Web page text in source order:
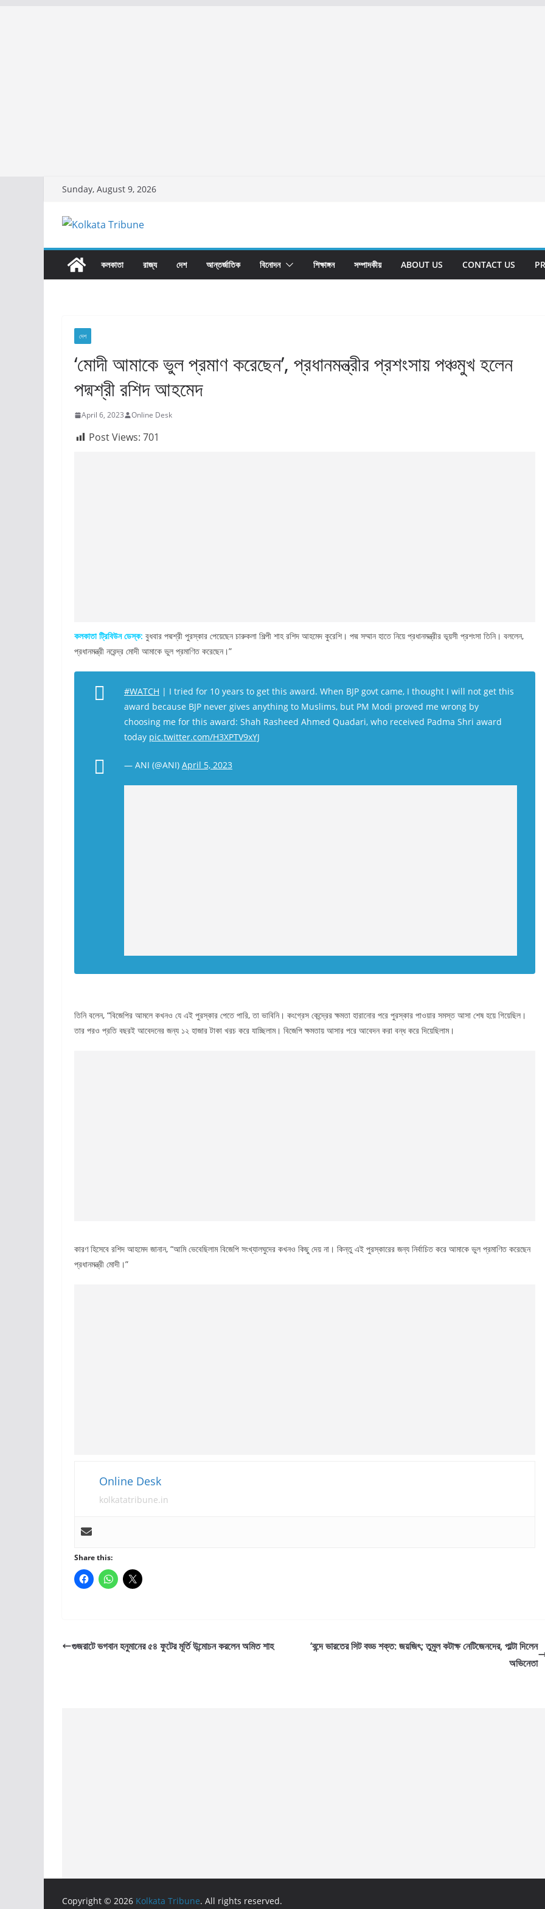
content
Sunday, August 9, 2026
কলকাতা রাজ্য​ দেশ আন্তর্জাতিক বিনোদন শিক্ষাঙ্গন সম্পাদকীয় ABOUT US CONTACT US
দেশ
‘মোদী আমাকে ভুল প্রমাণ করেছেন’, প্রধানমন্ত্রীর প্রশংসায় পঞ্চমুখ হলেন
পদ্মশ্রী রশিদ আহমেদ
April 6, 2023 Online Desk
Post Views: 701
কলকাতা ট্রিবিউন ডেস্ক: বুধবার পদ্মশ্রী পুরস্কার পেয়েছেন চারুকলা শিল্পী শাহ রশিদ আহমেদ কুরেশি। পদ্ম সম্মান হাতে নিয়ে প্রধানমন্ত্রীর ভূয়সী প্রশংসা তিনি। বললেন,
প্রধানমন্ত্রী নরেন্দ্র মোদী আমাকে ভুল প্রমাণিত করেছেন।”
#WATCH | I tried for 10 years to get this award. When BJP govt came, I thought I will not get this
award because BJP never gives anything to Muslims, but PM Modi proved me wrong by
choosing me for this award: Shah Rasheed Ahmed Quadari, who received Padma Shri award
today pic.twitter.com/H3XPTV9xYJ
— ANI (@ANI) April 5, 2023
তিনি বলেন, “বিজেপির আমলে কখনও যে এই পুরস্কার পেতে পারি, তা ভাবিনি। কংগ্রেস কেন্দ্রের ক্ষমতা হারানোর পরে পুরস্কার পাওয়ার সমস্ত আসা শেষ হয়ে গিয়েছিল।
তার পরও প্রতি বছরই আবেদনের জন্য ১২ হাজার টাকা খরচ করে যাচ্ছিলাম। বিজেপি ক্ষমতায় আসার পরে আবেদন করা বন্ধ করে দিয়েছিলাম।
কারণ হিসেবে রশিদ আহমেদ জানান, “আমি ভেবেছিলাম বিজেপি সংখ্যালঘুদের কখনও কিছু দেয় না। কিন্তু এই পুরস্কারের জন্য নির্বাচিত করে আমাকে ভুল প্রমাণিত করেছেন
প্রধানমন্ত্রী মোদী।”
Online Desk
kolkatatribune.in
Share this:
গুজরাটে ভগবান হনুমানের ৫৪ ফুটের মূর্তি উন্মোচন করলেন অমিত শাহ
‘বন্দে ভারতের সিট বড্ড শক্ত: জয়জিৎ; তুমুল কটাক্ষ নেটিজেনদের, পাল্টা দিলেন
অভিনেতা
Copyright © 2026 Kolkata Tribune. All rights reserved.